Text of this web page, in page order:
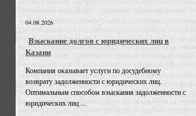
04.08.2026
Взыскание долгов с юридических лиц в
Казани
Компания оказывает услуги по досудебному
возврату задолженности с юридических лиц.
Оптимальным способом взыскания задолженности с
юридических лиц ...